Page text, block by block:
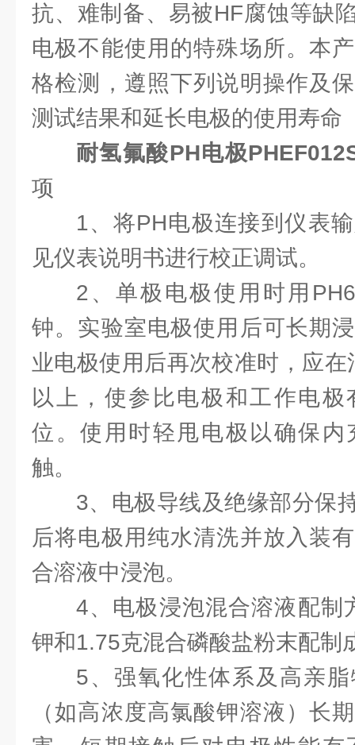
抗、难制备、易被HF腐蚀等缺
电极不能使用的特殊场所。本
格检测，遵照下列说明操作及
测试结果和延长电极的使用寿命
耐氢氟酸PH电极
项
1、将PH电极连接到仪表
见仪表说明书进行校正调试。
2、单极电极使用时用
钟。实验室电极使用后可长期
业电极使用后再次校准时，应
以上，使参比电极和工作电
位。使用时轻甩电极以确保内
触。
3、电极导线及绝缘部分保
后将电极用纯水清洗并放入装
合溶液中浸泡。
4、电极浸泡混合溶液配制
钾和1.75克混合磷酸盐粉末配
5、强氧化性体系及高亲
（如高浓度高氯酸钾溶液）长